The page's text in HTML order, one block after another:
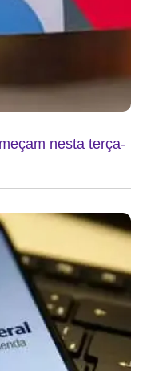
nesta terça-